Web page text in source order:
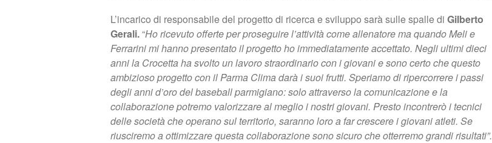
L’incarico di responsabile del progetto di ricerca e sviluppo sarà sulle spalle di Gilberto
Gerali.“Ho ricevuto offerte per proseguire l’attività come allenatore ma quando Meli e
Ferrarini mi hanno presentato il progetto ho immediatamente accettato. Negli ultimi dieci
anni la Crocetta ha svolto un lavoro straordinario con i giovani e sono certo che questo
ambizioso progetto con il Parma Clima darà i suoi frutti. Speriamo di ripercorrere i passi
degli anni d’oro del baseball parmigiano: solo attraverso la comunicazione e la
collaborazione potremo valorizzare al meglio i nostri giovani. Presto incontrerò i tecnici
delle società che operano sul territorio, saranno loro a far crescere i giovani atleti. Se
riusciremo a ottimizzare questa collaborazione sono sicuro che otterremo grandi risultati”.